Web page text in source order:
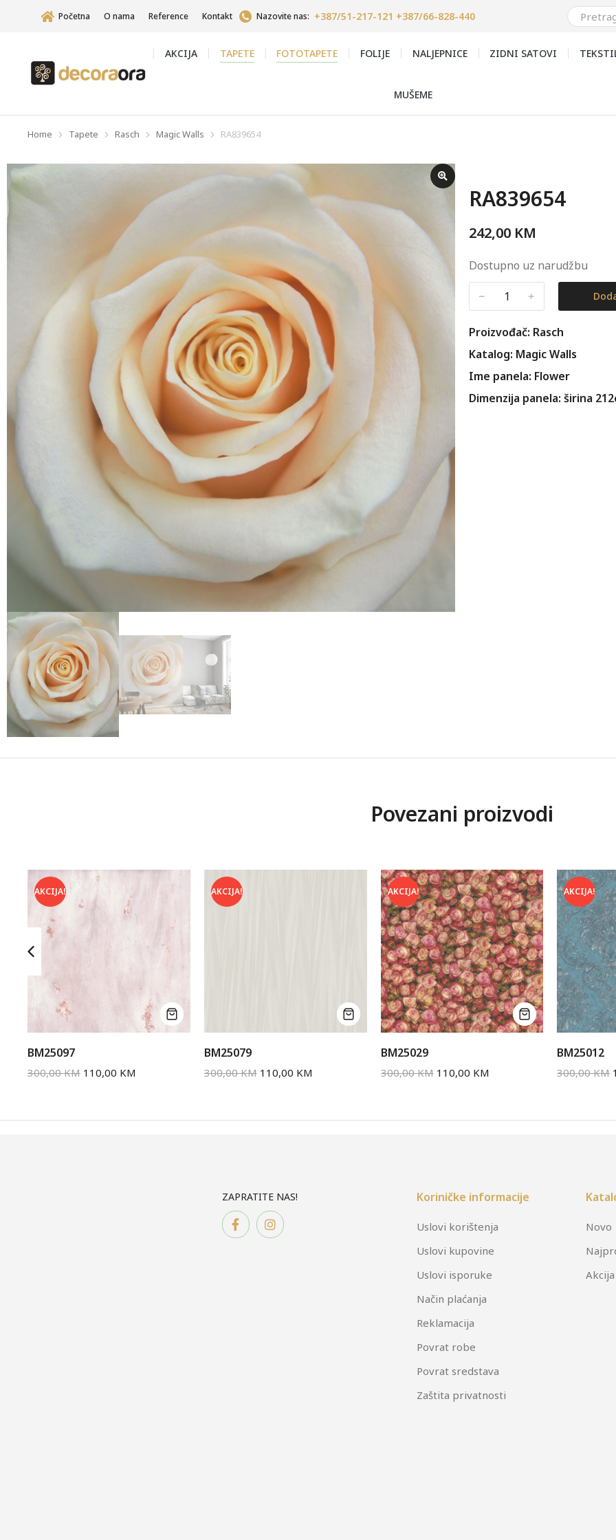
Početna O nama Reference Kontakt Nazovite nas: +387/51-217-121 +387/66-828-440
AKCIJA TAPETE FOTOTAPETE FOLIJE NALJEPNICE ZIDNI SATOVI
MUŠEME
You are here:
Home Tapete Rasch Magic Walls RA839654
RA839654
242,00 KM
Dostupno uz narudžbu
﹣ ﹢
Proizvođač: Rasch
Katalog: Magic Walls
Ime panela: Flower
Dimenzija panela: širina
Povezani proizvodi
AKCIJA!
BM25097
300,00KM 110,00 KM
AKCIJA!
BM25079
300,00KM 110,00 KM
AKCIJA!
BM25029
300,00KM 110,00 KM
AKCIJA!
BM25012
300,00KM
ZAPRATITE NAS! Koriničke informacije
Uslovi korištenja
Uslovi kupovine
Uslovi isporuke
Način plaćanja
Reklamacija
Povrat robe
Povrat sredstava
Zaštita privatnosti
Novo
Akcija